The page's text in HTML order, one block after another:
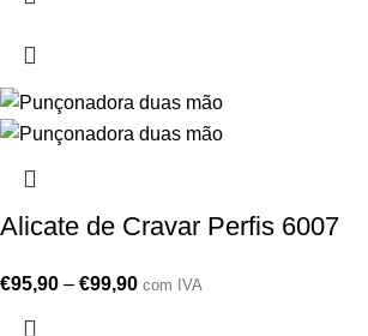
Alicate de Cravar Perfis 6007
€95,90 – €99,90 com IVA